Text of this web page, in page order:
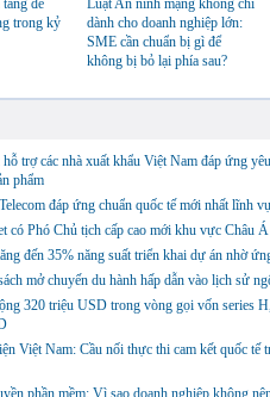
để
trong kỷ
Luật An ninh mạng không chỉ
dành cho doanh nghiệp lớn:
SME cần chuẩn bị gì để
không bị bỏ lại phía sau?
hỗ trợ các nhà xuất khẩu Việt Nam đáp ứng
phẩm
đáp ứng chuẩn quốc tế mới nhất lĩnh
có Phó Chủ tịch cấp cao mới khu vực Châu
đến 35% năng suất triển khai dự án nhờ
mở chuyến du hành hấp dẫn vào lịch sử
320 triệu USD trong vòng gọi vốn series
Việt Nam: Cầu nối thực thi cam kết quốc tế
phần mềm: Vì sao doanh nghiệp không